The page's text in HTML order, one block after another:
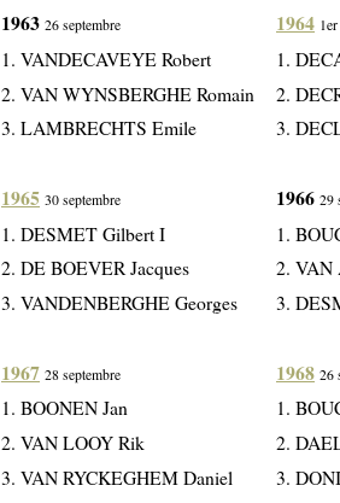
1963 26 septembre
1. VANDECAVEYE Robert
2. VAN WYNSBERGHE Romain
3. LAMBRECHTS Emile
1965 30 septembre
1. DESMET Gilbert I
2. DE BOEVER Jacques
3. VANDENBERGHE Georges
1967 28 septembre
1. BOONEN Jan
2. VAN LOOY Rik
3. VAN RYCKEGHEM Daniel
1964
1.
2.
3.
1966 29
1.
2. VAN
3.
1968 26
1.
2.
3.